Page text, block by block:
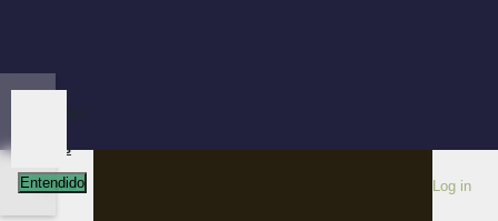
Menu Log in
cookies
Entendido